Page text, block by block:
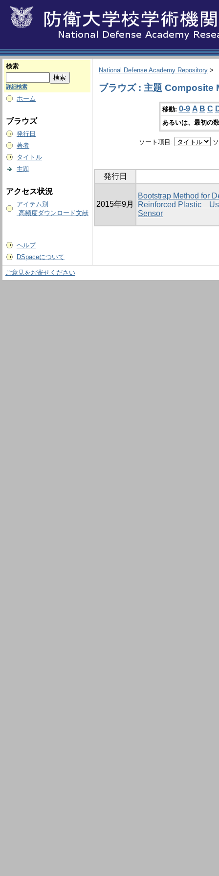
検索
詳細検索
ホーム
ブラウズ
発行日
著者
タイトル
主題
アクセス状況
アイテム別
高頻度ダウンロード文献
ヘルプ
DSpaceについて
National Defense Academy Repository >
ブラウズ : 主題 Composite
移動: 0-9 A B C
あるいは、最初の
ソート項目:
発行日
2015年9月
Bootstrap Method for
Reinforced Plastic
Sensor
ご意見をお寄せください